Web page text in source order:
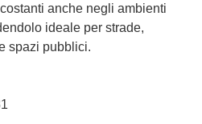
anche negli ambienti
ideale per strade,
spazi pubblici.